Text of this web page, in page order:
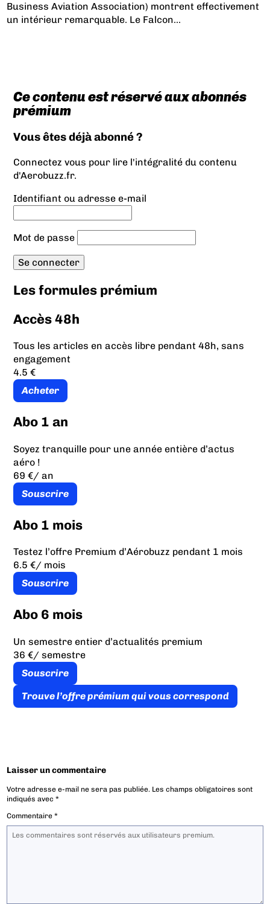
Business Aviation Association) montrent effectivement
un intérieur remarquable. Le Falcon...
Ce contenu est réservé aux abonnés
prémium
Vous êtes déjà abonné ?
Connectez vous pour lire l'intégralité du contenu
d'Aerobuzz.fr.
Identifiant ou adresse e-mail
Mot de passe
Les formules prémium
Accès 48h
Tous les articles en accès libre pendant 48h, sans
engagement
4.5 €
Acheter
Abo 1 an
Soyez tranquille pour une année entière d’actus
aéro !
69 €/ an
Souscrire
Abo 1 mois
Testez l’offre Premium d’Aérobuzz pendant 1 mois
6.5 €/ mois
Souscrire
Abo 6 mois
Un semestre entier d’actualités premium
36 €/ semestre
Souscrire
Trouve l’offre prémium qui vous correspond
Laisser un commentaire
Votre adresse e-mail ne sera pas publiée. Les champs obligatoires sont
indiqués avec*
Commentaire*